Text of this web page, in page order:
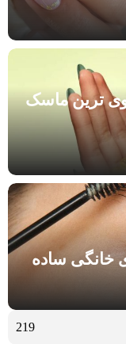
؛ مقوی ترین ماسک
219